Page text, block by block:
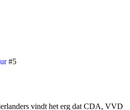
#5
vindt het erg dat CDA, VVD